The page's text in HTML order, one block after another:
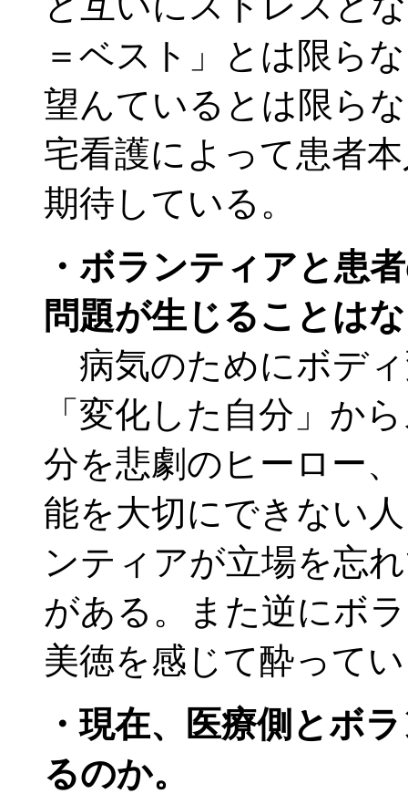
＝ベスト」とは限ら
望んているとは限ら
宅看護によって患者
期待している。
・ボランティアと患
問題が生じることは
病気のためにボデ
「変化した自分」か
分を悲劇のヒーロー
能を大切にできない
ンティアが立場を忘
がある。また逆にボ
美徳を感じて酔って
・現在、医療側とボ
るのか。